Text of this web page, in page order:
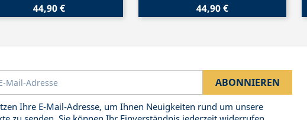
44,90 € 44,90 €
Ihre E-Mail-Adresse, um Ihnen Neuigkeiten rund um unsere